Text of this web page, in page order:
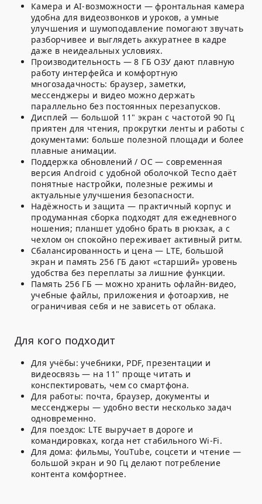
Камера и AI-возможности — фронтальная камера
удобна для видеозвонков и уроков, а умные
улучшения и шумоподавление помогают звучать
разборчивее и выглядеть аккуратнее в кадре
даже в неидеальных условиях.
Производительность — 8 ГБ ОЗУ дают плавную
работу интерфейса и комфортную
многозадачность: браузер, заметки,
мессенджеры и видео можно держать
параллельно без постоянных перезапусков.
Дисплей — большой 11" экран с частотой 90 Гц
приятен для чтения, прокрутки ленты и работы с
документами: больше полезной площади и более
плавные анимации.
Поддержка обновлений / ОС — современная
версия Android с удобной оболочкой Tecno даёт
понятные настройки, полезные режимы и
актуальные улучшения безопасности.
Надёжность и защита — практичный корпус и
продуманная сборка подходят для ежедневного
ношения; планшет удобно брать в рюкзак, а с
чехлом он спокойно переживает активный ритм.
Сбалансированность и цена — LTE, большой
экран и память 256 ГБ дают «старший» уровень
удобства без переплаты за лишние функции.
Память 256 ГБ — можно хранить офлайн-видео,
учебные файлы, приложения и фотоархив, не
ограничивая себя и не зависеть от облака.
Для кого подходит
Для учёбы: учебники, PDF, презентации и
видеосвязь — на 11" проще читать и
конспектировать, чем со смартфона.
Для работы: почта, браузер, документы и
мессенджеры — удобно вести несколько задач
одновременно.
Для поездок: LTE выручает в дороге и
командировках, когда нет стабильного Wi-Fi.
Для дома: фильмы, YouTube, соцсети и чтение —
большой экран и 90 Гц делают потребление
контента комфортнее.